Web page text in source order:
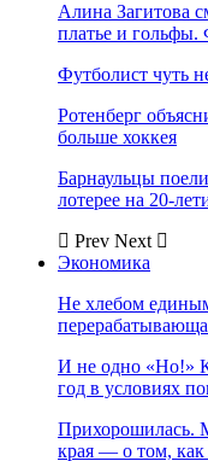
Алина Загитова
платье и гольфы.
Футболист чуть
Ротенберг
больше хоккея
Барнаульцы
лотерее на 20-
Prev Next
Экономика
Не хлебом
И не одно «Но!»
год в условиях
Прихорошилась.
края — о том,